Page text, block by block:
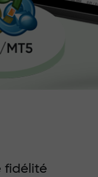
fidélité